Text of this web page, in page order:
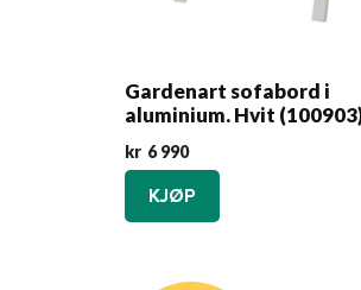
Gardenart sofabord i
aluminium. Hvit
kr 6 990
KJØP